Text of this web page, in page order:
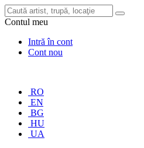
Contul meu
Intră în cont
Cont nou
RO
EN
BG
HU
UA